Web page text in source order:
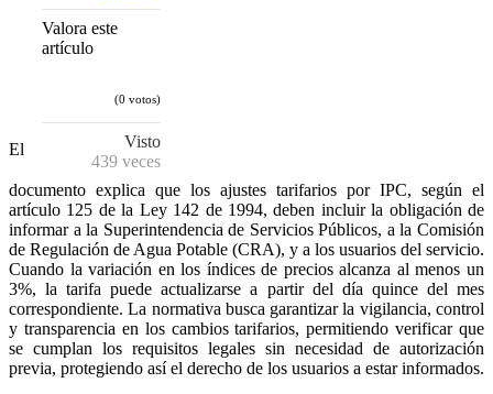
Valora este
artículo
(0 votos)
Visto
439 veces
El
documento explica que los ajustes tarifarios por IPC, según el
artículo 125 de la Ley 142 de 1994, deben incluir la obligación de
informar a la Superintendencia de Servicios Públicos, a la Comisión
de Regulación de Agua Potable (CRA), y a los usuarios del servicio.
Cuando la variación en los índices de precios alcanza al menos un
3%, la tarifa puede actualizarse a partir del día quince del mes
correspondiente. La normativa busca garantizar la vigilancia, control
y transparencia en los cambios tarifarios, permitiendo verificar que
se cumplan los requisitos legales sin necesidad de autorización
previa, protegiendo así el derecho de los usuarios a estar informados.